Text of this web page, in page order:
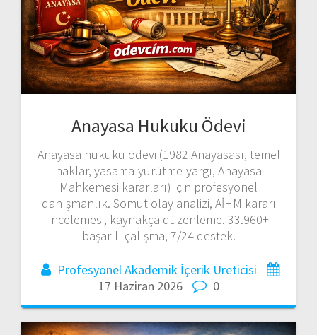
Anayasa Hukuku Ödevi
Anayasa hukuku ödevi (1982 Anayasası, temel
haklar, yasama-yürütme-yargı, Anayasa
Mahkemesi kararları) için profesyonel
danışmanlık. Somut olay analizi, AİHM kararı
incelemesi, kaynakça düzenleme. 33.960+
başarılı çalışma, 7/24 destek.
Profesyonel Akademik İçerik Üreticisi
17 Haziran 2026
0